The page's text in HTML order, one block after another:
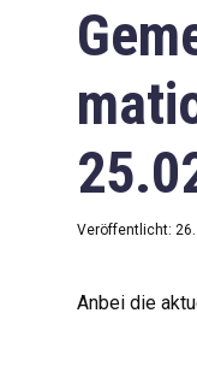
Veröffentlicht: 26.
Anbei die